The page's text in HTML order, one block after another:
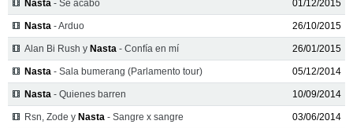
Nasta - Se acabó 01/12/2015
Nasta - Arduo 26/10/2015
Alan Bi Rush y Nasta - Confía en mí 26/01/2015
Nasta - Sala bumerang (Parlamento tour) 05/12/2014
Nasta - Quienes barren 10/09/2014
Rsn, Zode y Nasta - Sangre x sangre 03/06/2014